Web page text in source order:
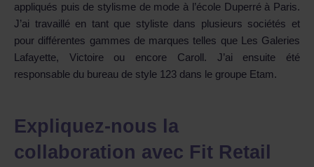
appliqués puis de stylisme de mode à l’école Duperré à Paris.
J’ai travaillé en tant que styliste dans plusieurs sociétés et
pour différentes gammes de marques telles que Les Galeries
Lafayette, Victoire ou encore Caroll. J’ai ensuite été
responsable du bureau de style 123 dans le groupe Etam.
Expliquez-nous la
collaboration avec Fit Retail